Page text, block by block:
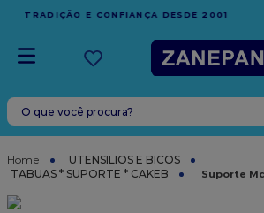
FRETE GRÁTIS
EM COMPRAS ACIMA DE
ESPÍRITO SANTO
O que você procura?
UTENSILIOS E BICOS
TABUAS * SUPORTE * CAKEB
Suporte
TERMOS MAIS BUSCADOS
leite condensado